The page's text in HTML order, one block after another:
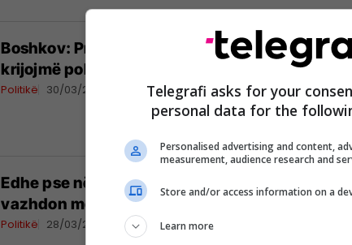
Boshkov: Presim të përfundojë kriza që
krijojmë politikën ekonomike
Politikë 30/03/2017
Edhe pse në krizë politike e institucionale,
vazhdon me huamarrje
Politikë 28/03/2017
Telegrafi asks for your
personal data for the
Personalised advertising and content,
measurement, audience research and
Store and/or access information on a
Learn more